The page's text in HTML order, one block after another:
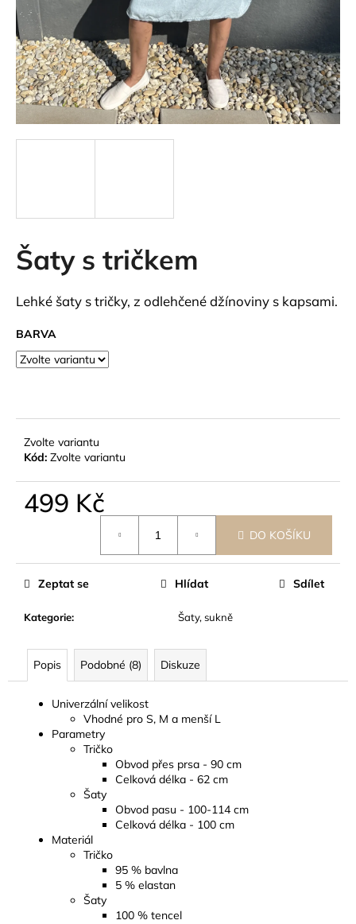
Šaty s tričkem
Lehké šaty s tričky, z odlehčené džínoviny s kapsami.
BARVA
Zvolte variantu
Kód: Zvolte variantu
499 Kč
DO KOŠÍKU
Kategorie: Šaty, sukně
Zeptat se Hlídat Sdílet
Popis Podobné (8) Diskuze
Univerzální velikost
Vhodné pro S, M a menší L
Parametry
Tričko
Obvod přes prsa - 90 cm
Celková délka - 62 cm
Šaty
Obvod pasu - 100-114 cm
Celková délka - 100 cm
Materiál
Tričko
95 % bavlna
5 % elastan
Šaty
100 % tencel
a
j
í
t
?
D
o
o
u
č
e